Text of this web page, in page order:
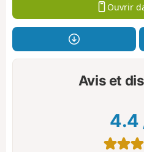
Ouvrir
Avis et
4.4